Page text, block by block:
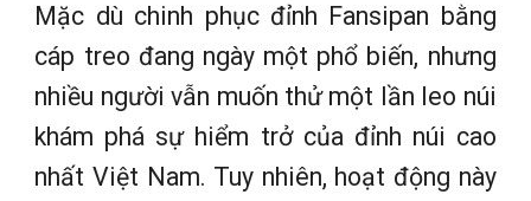
Mặc dù chinh phục đỉnh Fansipan bằng
cáp treo đang ngày một phổ biến, nhưng
nhiều người vẫn muốn thử một lần leo núi
khám phá sự hiểm trở của đỉnh núi cao
nhất Việt Nam. Tuy nhiên, hoạt động này